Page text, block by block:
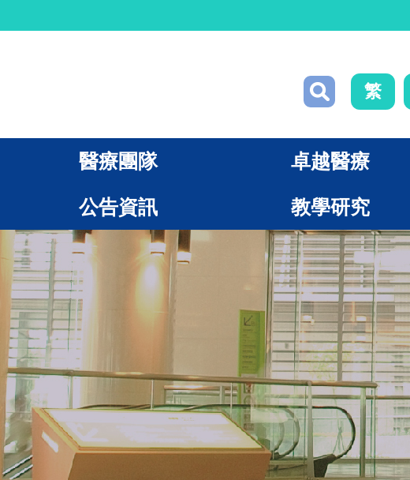
繁
醫療團隊 卓越醫療
公告資訊 教學研究